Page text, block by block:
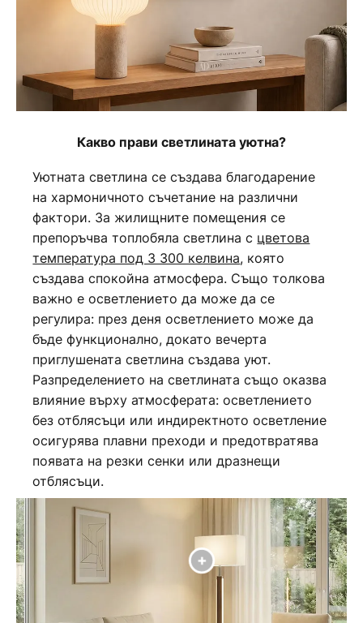
Какво прави светлината уютна?
Уютната светлина се създава благодарение
на хармоничното съчетание на различни
фактори. За жилищните помещения се
препоръчва топлобяла светлина с цветова
температура под 3 300 келвина, която
създава спокойна атмосфера. Също толкова
важно е осветлението да може да се
регулира: през деня осветлението може да
бъде функционално, докато вечерта
приглушената светлина създава уют.
Разпределението на светлината също оказва
влияние върху атмосферата: осветлението
без отблясъци или индиректното осветление
осигурява плавни преходи и предотвратява
появата на резки сенки или дразнещи
отблясъци.